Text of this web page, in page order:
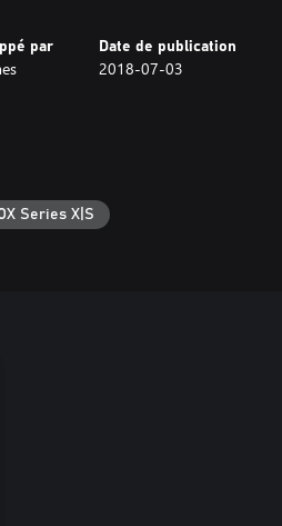
par Date de publication
2018-07-03
Series X|S